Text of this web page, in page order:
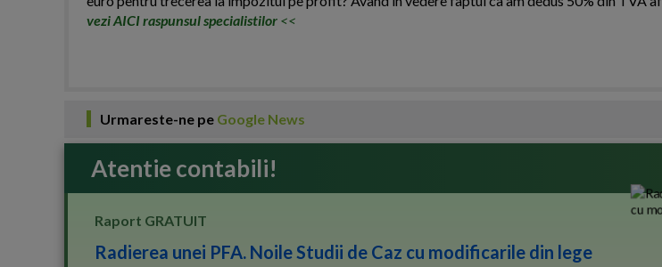
vezi AICI raspunsul specialistilor <<
Urmareste-ne pe Google News
Atentie contabili!
Raport GRATUIT
Radierea unei PFA. Noile Studii de Caz cu modificarile din lege